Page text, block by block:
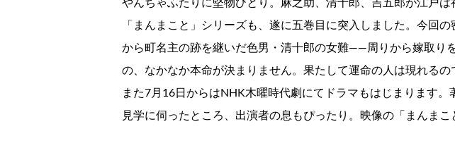
やんちゃふたりに堅物ひとり。麻之助、清十郎、吉五郎が江戸
「まんまこと」シリーズも、遂に五巻目に突入しました。今回
から町名主の跡を継いだ色男・清十郎の女難――周りから嫁取り
の、なかなか本命が決まりません。果たして運命の人は現れるの
また7月16日からはNHK木曜時代劇にてドラマもはじまります。
見学に伺ったところ、出演者の息もぴったり。映像の「まんまこ